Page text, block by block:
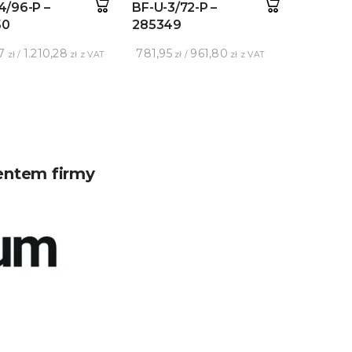
96-P –
zł / 1.210,28 zł z VAT
BF-U-3/72-P –
285349
781,95zł / 961,80 zł z VAT
firmy